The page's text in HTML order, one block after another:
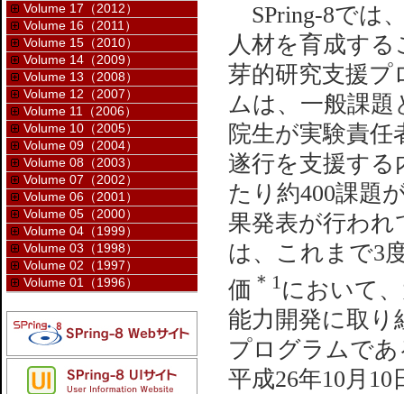
SPring-8では
人材を育成す
芽的研究支援
ムは、一般課題
院生が実験責任
遂行を支援す
たり約400課題
果発表が行われ
は、これまで3
価 ＊1において
能力開発に取り
プログラムで
平成26年10月
Volume 17（2012）
Volume 16（2011）
Volume 15（2010）
Volume 14（2009）
Volume 13（2008）
Volume 12（2007）
Volume 11（2006）
Volume 10（2005）
Volume 09（2004）
Volume 08（2003）
Volume 07（2002）
Volume 06（2001）
Volume 05（2000）
Volume 04（1999）
Volume 03（1998）
Volume 02（1997）
Volume 01（1996）